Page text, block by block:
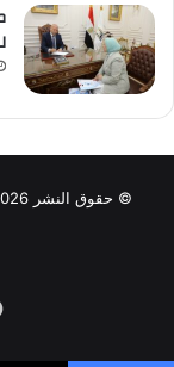
© حقوق النشر 2026، جميع الحقوق محفوظة | لموقع اخبار الصباح